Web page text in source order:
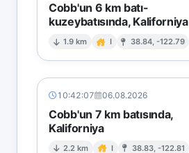
Cobb'un 6 km batı-
kuzeybatısında, Kaliforniya
1.9 km I 38.84, -122.79
10:42:07 06.08.2026
Cobb'un 7 km batısında,
Kaliforniya
2.2 km I 38.83, -122.81